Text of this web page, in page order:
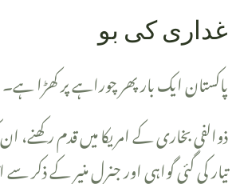
‎غداری کی بو
‎پاکستان ایک بار پھر چوراہے پر کھڑا ہے۔
تیار کی گئی گواہی اور جنرل منیر کے ذکر سے